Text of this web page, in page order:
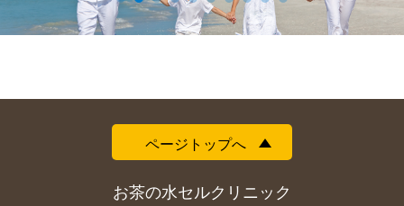
ページトップへ
お茶の水セルクリニック